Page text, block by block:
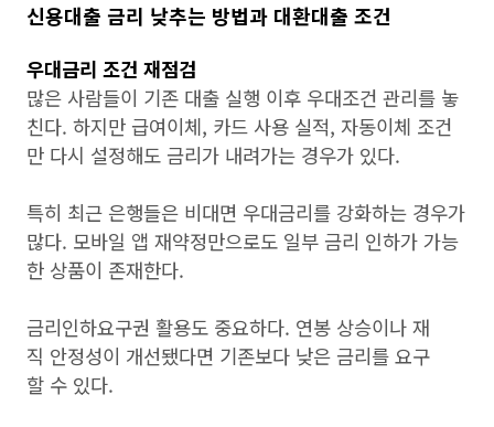
신용대출 금리 낮추는 방법과 대환대출 조건
우대금리 조건 재점검
많은 사람들이 기존 대출 실행 이후 우대조건 관리를 놓
친다. 하지만 급여이체, 카드 사용 실적, 자동이체 조건
만 다시 설정해도 금리가 내려가는 경우가 있다.
특히 최근 은행들은 비대면 우대금리를 강화하는 경우가
많다. 모바일 앱 재약정만으로도 일부 금리 인하가 가능
한 상품이 존재한다.
금리인하요구권 활용도 중요하다. 연봉 상승이나 재
직 안정성이 개선됐다면 기존보다 낮은 금리를 요구
할 수 있다.